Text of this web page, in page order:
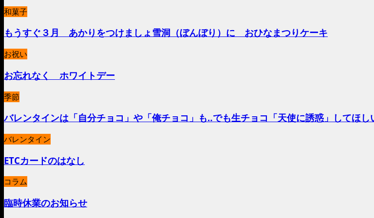
和菓子
もうすぐ３月 あかりをつけましょ雪洞（ぼんぼり）に おひなまつりケーキ
お祝い
お忘れなく ホワイトデー
季節
バレンタインは「自分チョコ」や「俺チョコ」も‥でも生チョコ「天使に誘惑」してほ
バレンタイン
ETCカードのはなし
コラム
臨時休業のお知らせ